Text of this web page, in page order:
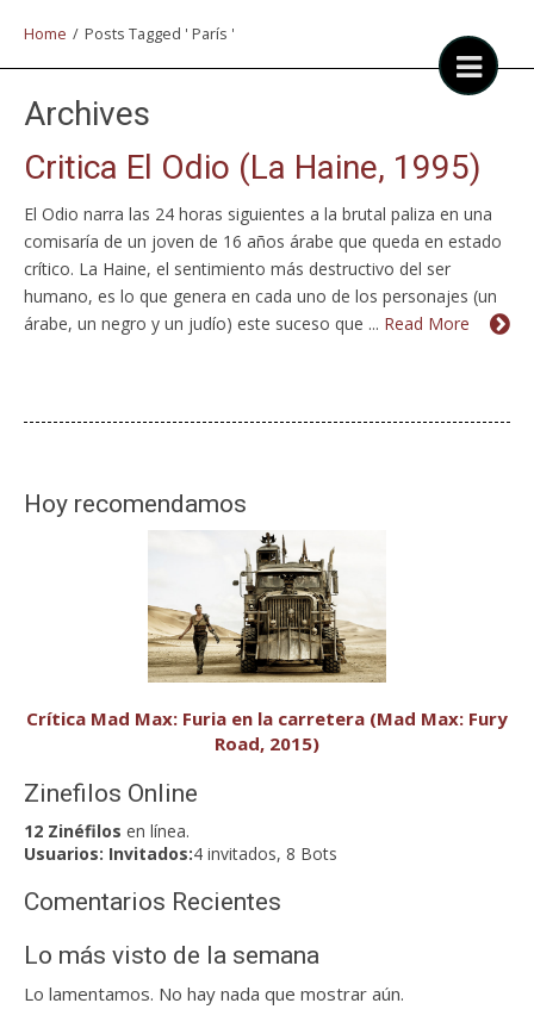
Home / Posts Tagged ' París '
Archives
Critica El Odio (La Haine, 1995)
El Odio narra las 24 horas siguientes a la brutal paliza en una
comisaría de un joven de 16 años árabe que queda en estado
crítico. La Haine, el sentimiento más destructivo del ser
humano, es lo que genera en cada uno de los personajes (un
árabe, un negro y un judío) este suceso que ... Read More
Hoy recomendamos
Crítica Mad Max: Furia en la carretera (Mad Max: Fury
Road, 2015)
Zinefilos Online
12 Zinéfilos en línea.
Usuarios: Invitados:4 invitados, 8 Bots
Comentarios Recientes
Lo más visto de la semana
Lo lamentamos. No hay nada que mostrar aún.